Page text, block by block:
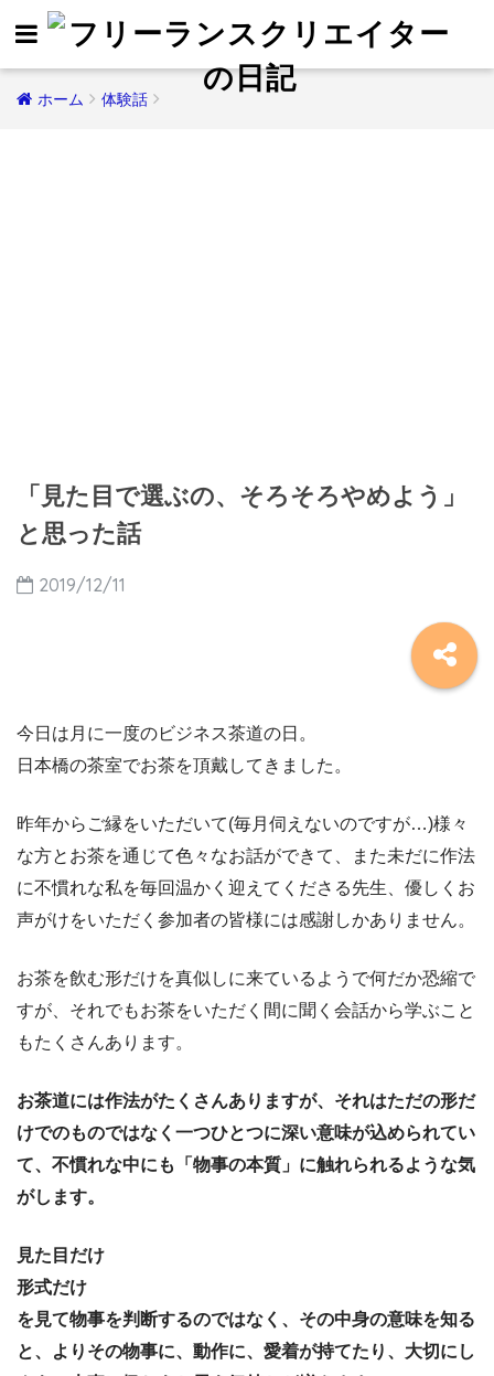
ホーム 体験話
「見た目で選ぶの、そろそろやめよう」
と思った話
2019/12/11
今日は月に一度のビジネス茶道の日。
日本橋の茶室でお茶を頂戴してきました。
昨年からご縁をいただいて(毎月伺えないのですが…)様々
な方とお茶を通じて色々なお話ができて、また未だに作法
に不慣れな私を毎回温かく迎えてくださる先生、優しくお
声がけをいただく参加者の皆様には感謝しかありません。
お茶を飲む形だけを真似しに来ているようで何だか恐縮で
すが、それでもお茶をいただく間に聞く会話から学ぶこと
もたくさんあります。
お茶道には作法がたくさんありますが、それはただの形だ
けでのものではなく一つひとつに深い意味が込められてい
て、不慣れな中にも「物事の本質」に触れられるような気
がします。
見た目だけ
形式だけ
を見て物事を判断するのではなく、その中身の意味を知る
と、よりその物事に、動作に、愛着が持てたり、大切にし